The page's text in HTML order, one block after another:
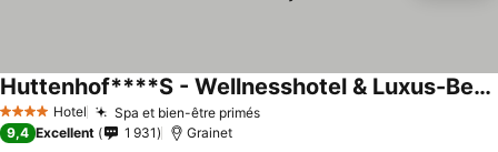
4 Étoiles Hotel Spa et bien-être primésConsulter les prix
Huttenhof****S - Wellnesshotel & Luxus-Bergchalets - Adults Only
Consulter les prix
9,4 Excellent 1 931 Grainet